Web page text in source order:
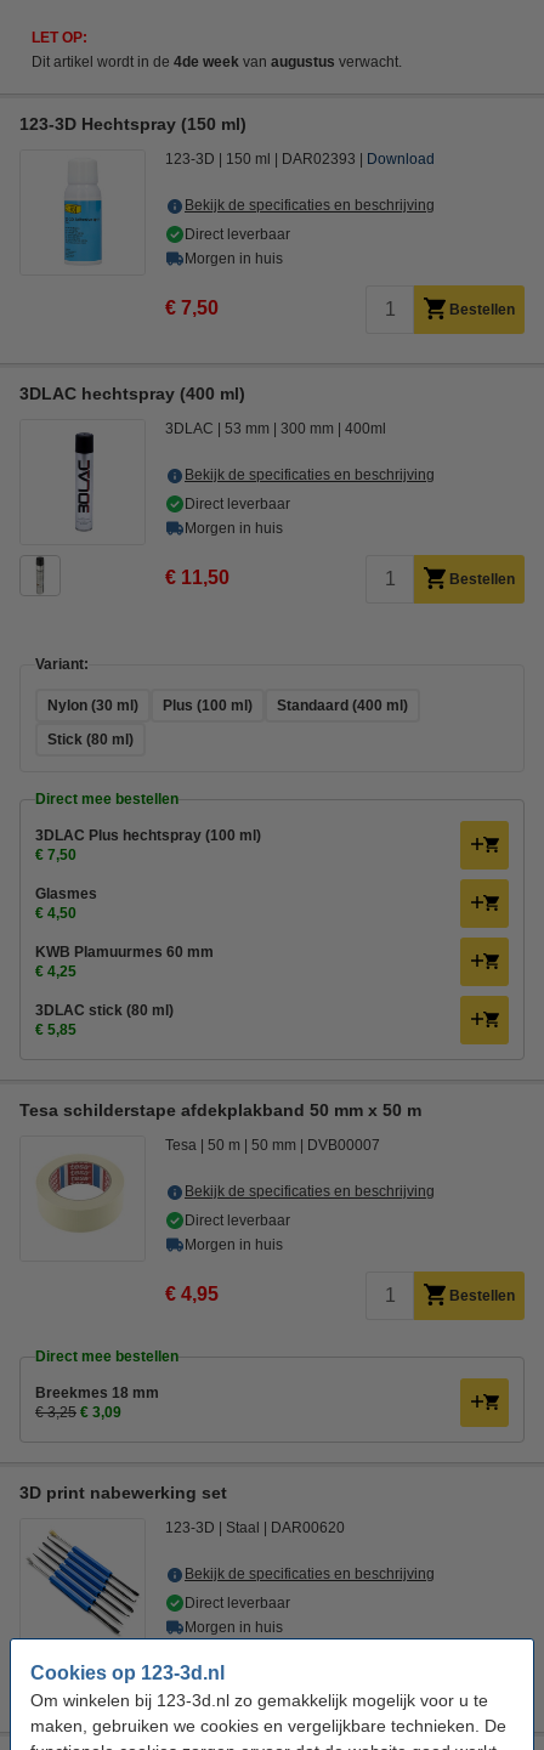
Cookies op 123-3d.nl
Om winkelen bij 123-3d.nl zo gemakkelijk mogelijk voor u te
maken, gebruiken we cookies en vergelijkbare technieken. De
LET OP:
Dit artikel wordt in de 4de week van augustus verwacht.
123-3D Hechtspray (150 ml)
123-3D 150 ml DAR02393 Download
Bekijk de specificaties en beschrijving
Direct leverbaar
Morgen in huis
€ 7,50 Bestellen
3DLAC hechtspray (400 ml)
3DLAC 53 mm 300 mm 400ml
Bekijk de specificaties en beschrijving
Direct leverbaar
Morgen in huis
€ 11,50 Bestellen
Variant:
Nylon (30 ml) Plus (100 ml)
Standaard (400 ml)
Stick (80 ml)
Direct mee bestellen
3DLAC Plus hechtspray (100 ml)
€ 7,50
Glasmes
€ 4,50
KWB Plamuurmes 60 mm
€ 4,25
3DLAC stick (80 ml)
€ 5,85
Tesa schilderstape afdekplakband 50 mm x 50 m
Tesa 50 m 50 mm DVB00007
Bekijk de specificaties en beschrijving
Direct leverbaar
Morgen in huis
€ 4,95 Bestellen
Direct mee bestellen
Breekmes 18 mm
€ 3,25 € 3,09
3D print nabewerking set
123-3D Staal DAR00620
Bekijk de specificaties en beschrijving
Direct leverbaar
Morgen in huis
€ 9,50